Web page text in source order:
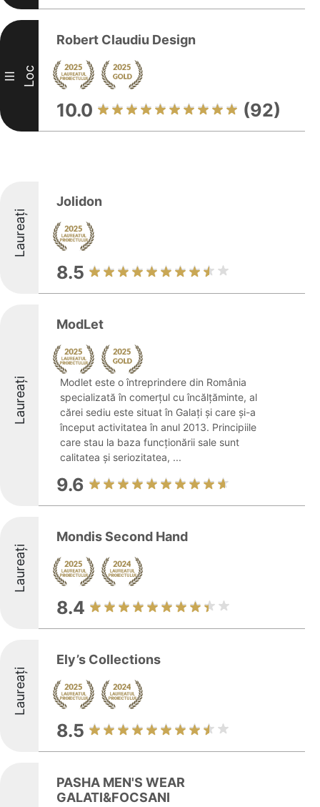
III Loc
Robert Claudiu Design
10.0 (92)
Laureați
Jolidon
8.5
Laureați
ModLet
Modlet este o întreprindere din România
specializată în comerțul cu încălțăminte, al
cărei sediu este situat în Galați și care și-a
început activitatea în anul 2013. Principiile
care stau la baza funcționării sale sunt
calitatea și seriozitatea, ...
9.6
Laureați
Mondis Second Hand
8.4
Laureați
Ely’s Collections
8.5
PASHA MEN'S WEAR
GALATI&FOCSANI